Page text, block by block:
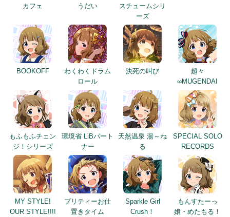
カフェ
うだい
スチュームシリ
ーズ
BOOKOFF
わくわくドラム
ロール
決死の叫び
超々
∞MUGENDAI
もふもふチェン
ジ！シリーズ
環境省 LiBパート
ナー
天然温泉 湯～ね
る
SPECIAL SOLO
RECORDS
MY STYLE!
OUR STYLE!!!!
プリティーお仕
置きタイム
Sparkle Girl
Crush！
もんすたーっ
娘・めたもる！